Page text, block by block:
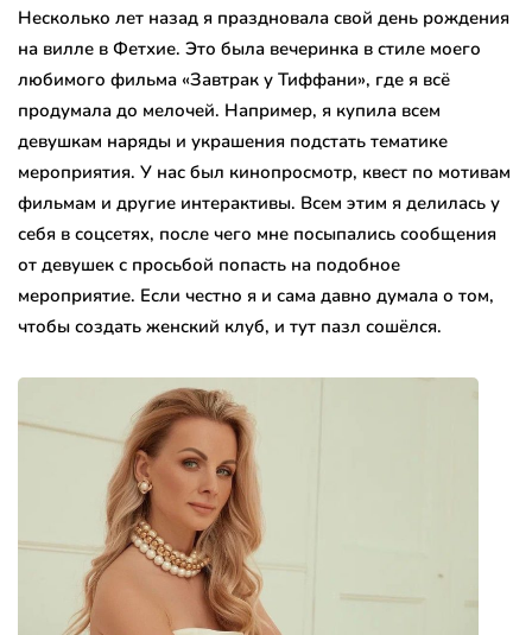
Несколько лет назад я праздновала свой день рождения
на вилле в Фетхие. Это была вечеринка в стиле моего
любимого фильма «Завтрак у Тиффани», где я всё
продумала до мелочей. Например, я купила всем
девушкам наряды и украшения подстать тематике
мероприятия. У нас был кинопросмотр, квест по мотивам
фильмам и другие интерактивы. Всем этим я делилась у
себя в соцсетях, после чего мне посыпались сообщения
от девушек с просьбой попасть на подобное
мероприятие. Если честно я и сама давно думала о том,
чтобы создать женский клуб, и тут пазл сошёлся.